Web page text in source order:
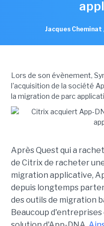
Jacques Cheminat ,
Lors de son évènement,
l'acquisition de la société
la migration de parc
Après Quest qui a
de Citrix de racheter
migration applicative,
depuis longtemps
des outils de migration
Beaucoup d'entreprises